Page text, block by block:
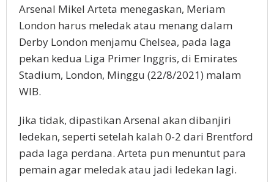
Arsenal Mikel Arteta menegaskan, Meriam
London harus meledak atau menang dalam
Derby London menjamu Chelsea, pada laga
pekan kedua Liga Primer Inggris, di Emirates
Stadium, London, Minggu (22/8/2021) malam
WIB.
Jika tidak, dipastikan Arsenal akan dibanjiri
ledekan, seperti setelah kalah 0-2 dari Brentford
pada laga perdana. Arteta pun menuntut para
pemain agar meledak atau jadi ledekan lagi.